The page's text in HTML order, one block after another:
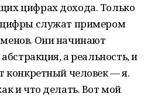
цифрах дохода. Только
служат примером
Они начинают
а реальность, и
конкретный человек — я.
и что делать. Вот мой